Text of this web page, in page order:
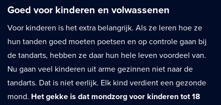
Goed voor kinderen en volwassenen
Voor kinderen is het extra belangrijk. Als ze leren hoe ze
hun tanden goed moeten poetsen en op controle gaan bij
de tandarts, hebben ze daar hun hele leven voordeel van.
Nu gaan veel kinderen uit arme gezinnen niet naar de
tandarts. Dat is niet eerlijk. Elk kind verdient een gezonde
mond. Het gekke is dat mondzorg voor kinderen tot 18